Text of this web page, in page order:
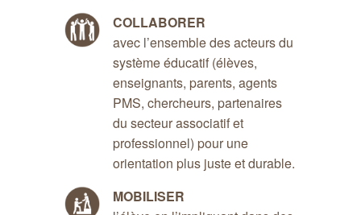
COLLABORER
avec l’ensemble des acteurs du
système éducatif (élèves,
enseignants, parents, agents
PMS, chercheurs, partenaires
du secteur associatif et
professionnel) pour une
orientation plus juste et durable.
MOBILISER